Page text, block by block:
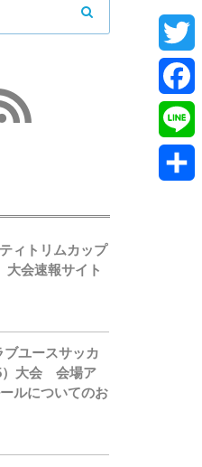
ィトリムカップ
大会速報サイト
ブユースサッカ
）大会 会場ア
ルについてのお
Line